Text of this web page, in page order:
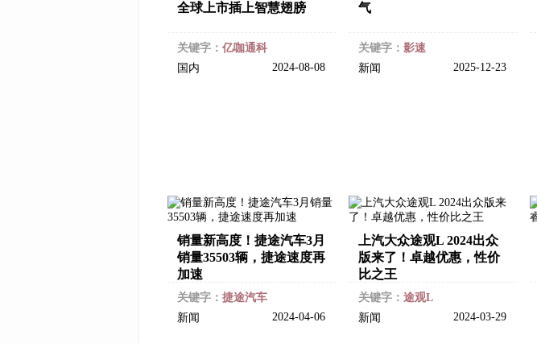
全球上市插上智慧翅膀
关键字： 亿咖通科
国内
2024-08-08
气
关键字： 影速
新闻
2025-12-23
销量新高度！捷途汽车3月
销量35503辆，捷途速度再
加速
关键字： 捷途汽车
新闻
2024-04-06
上汽大众途观L 2024出众
版来了！卓越优惠，性价
比之王
关键字： 途观L
新闻
2024-03-29